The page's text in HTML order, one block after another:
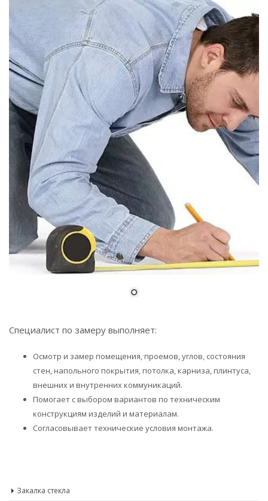
Специалист по замеру выполняет:
Осмотр и замер помещения, проемов, углов, состояния
стен, напольного покрытия, потолка, карниза, плинтуса,
внешних и внутренних коммуникаций.
Помогает с выбором вариантов по техническим
конструкциям изделий и материалам.
Согласовывает технические условия монтажа.
Закалка стекла